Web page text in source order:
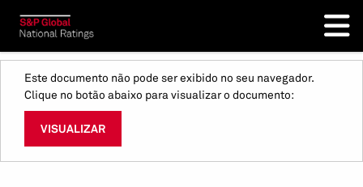
Este documento não pode ser exibido no seu navegador.
Clique no botão abaixo para visualizar o documento:
VISUALIZAR